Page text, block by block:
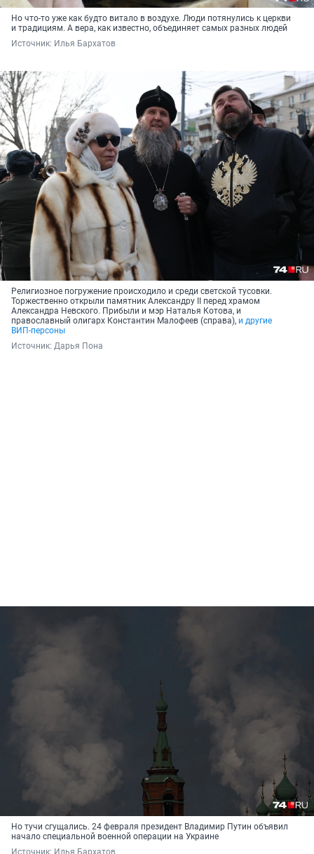
Но что-то уже как будто витало в воздухе. Люди потянулись к церкви
и традициям. А вера, как известно, объединяет самых разных людей
Источник: Илья Бархатов
Религиозное погружение происходило и среди светской тусовки.
Торжественно открыли памятник Александру II перед храмом
Александра Невского. Прибыли и мэр Наталья Котова, и
православный олигарх Константин Малофеев (справа), и другие
ВИП-персоны
Источник: Дарья Пона
Но тучи сгущались. 24 февраля президент Владимир Путин объявил
начало специальной военной операции на Украине